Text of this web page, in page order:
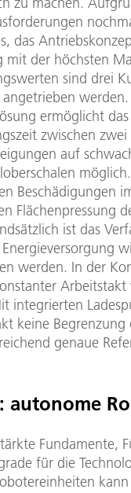
das
mit der höchsten
sind drei
ermöglicht
zwischen
auf
Beschädigungen
Flächenpressung
ist das
werden. In der
integrierten
keine
genaue
autonome
Fundamente,
für die